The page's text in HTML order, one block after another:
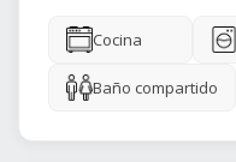
Cocina
Baño compartido